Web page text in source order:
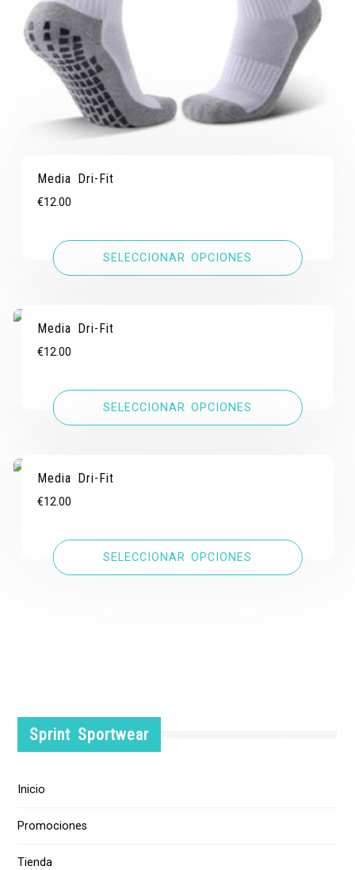
Media Dri-Fit
€12.00
SELECCIONAR OPCIONES
Media Dri-Fit
€12.00
SELECCIONAR OPCIONES
Media Dri-Fit
€12.00
SELECCIONAR OPCIONES
Sprint Sportwear
Inicio
Promociones
Tienda